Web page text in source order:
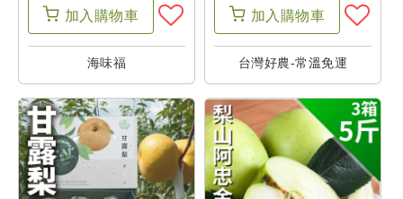
驗
帳
戶
設
定
加入 購物車
海味福
加入 購物車
台灣好農-常溫免運